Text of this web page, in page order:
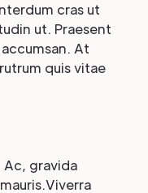
cras ut
ut. Praesent
At
quis vitae
gravida